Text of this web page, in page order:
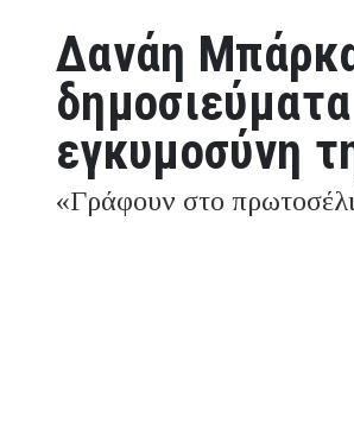
Δανάη
εγκυμοσύνη
«Γράφουν στο